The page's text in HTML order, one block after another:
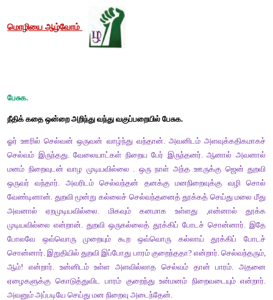
முகமதி
பவளம் போல வாய்
தேன் போன்ற தமிழ்
அமுதம் போன்ற தமிழ்
கொவ்வை போல் இதழ்
உருவகம்
விழிக்கயல்